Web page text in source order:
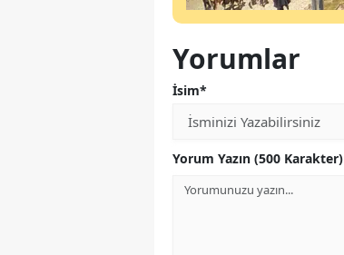
Yorumlar
İsim*
Yorum Yazın (500 Karakter)